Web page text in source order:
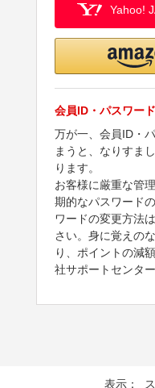
Yahoo!
会員ID・パスワー
万が一、会員ID・
まうと、なりすま
ります。
お客様に厳重な管
期的なパスワード
ワードの変更方法は
さい。身に覚えの
り、ポイントの減
社サポートセンタ
表示：